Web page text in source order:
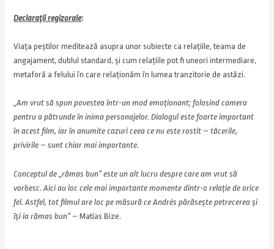
Declaraţii regizorale:
Viața peștilor meditează asupra unor subiecte ca relațiile, teama de
angajament, dublul standard, și cum relațiile pot fi uneori intermediare,
metaforă a felului în care relaționăm în lumea tranzitorie de astăzi.
„Am vrut să spun povestea într-un mod emoționant; folosind camera
pentru a pătrunde în inima personajelor. Dialogul este foarte important
în acest film, iar în anumite cazuri ceea ce nu este rostit – tăcerile,
privirile – sunt chiar mai importante.
Conceptul de „rămas bun” este un alt lucru despre care am vrut să
vorbesc. Aici au loc cele mai importante momente dintr-o relație de orice
fel. Astfel, tot filmul are loc pe măsură ce Andrés părăsește petrecereași
își ia rămas bun” – Matías Bize.